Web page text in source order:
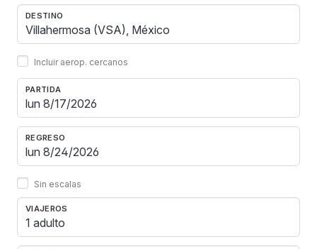
DESTINO
Incluir aerop. cercanos
PARTIDA
REGRESO
Sin escalas
VIAJEROS
1 adulto